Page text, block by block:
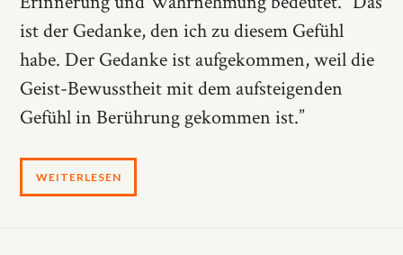
ist der Gedanke, den ich zu diesem Gefühl
habe. Der Gedanke ist aufgekommen, weil die
Geist-Bewusstheit mit dem aufsteigenden
Gefühl in Berührung gekommen ist.”
WEITERLESEN